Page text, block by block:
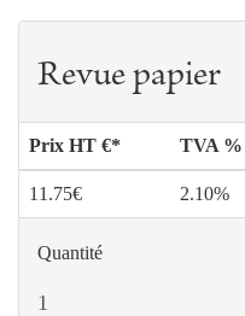
Revue papier
Prix HT €* TVA %
11.75€ 2.10%
Quantité